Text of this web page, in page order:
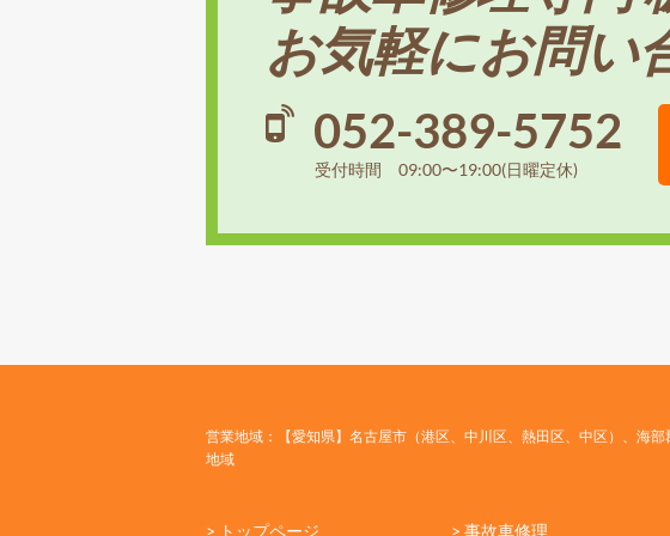
お気軽にお問い
052-389-5752
受付時間 09:00〜19:00(日曜定休)
営業地域：【愛知県】名古屋市（港区、中川区、熱田区、中区）、海
地域
> トップページ > 事故車修理